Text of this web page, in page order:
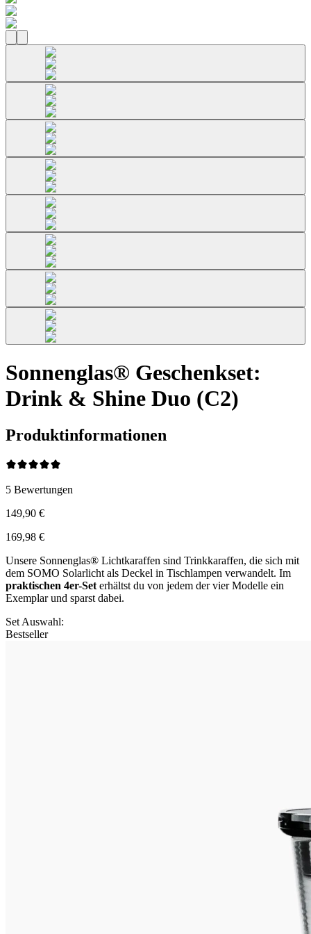
Sonnenglas® Geschenkset:
Drink & Shine Duo (C2)
Produktinformationen
5 Bewertungen
149,90 €
169,98 €
Unsere Sonnenglas® Lichtkaraffen sind Trinkkaraffen, die sich mit
dem SOMO Solarlicht als Deckel in Tischlampen verwandelt. Im
praktischen 4er-Set erhältst du von jedem der vier Modelle ein
Exemplar und sparst dabei.
Set Auswahl:
Bestseller